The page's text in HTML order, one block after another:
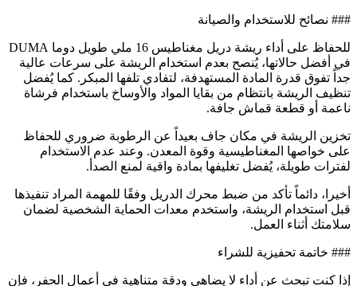
### نصائح للاستخدام والصيانة
للحفاظ على أداء ريشة دريل مغناطيس 16 ملي طويل دوما DUMA
في أفضل حالاتها، يُنصح بعدم استخدام الريشة على سرعات عالية
جداً تفوق قدرة المادة المستهدفة، لتفادي تلفها المبكر. كما يُفضل
تنظيف الريشة بانتظام من بقايا المواد والأوساخ باستخدام فرشاة
ناعمة أو قطعة قماش جافة.
تخزين الريشة في مكان جاف بعيداً عن الرطوبة ضروري للحفاظ
على خواصها المغناطيسية وقوة المعدن. وعند عدم الاستخدام
لفترات طويلة، يُفضل تغليفها بمادة واقية لمنع الصدأ.
أخيرا، دائماً تأكد من ضبط محرك الدريل وفقًا للمهمة المراد تنفيذها
قبل استخدام الريشة، واستخدم معدات الحماية الشخصية لضمان
سلامتك أثناء العمل.
### خاتمة تحفيزية للشراء
إذا كنت تبحث عن أداء لا يضاهى ودقة متناهية في أعمال الحفر، فإن